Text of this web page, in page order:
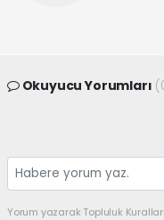
Okuyucu Yorumları
Yorum yazarak Topluluk